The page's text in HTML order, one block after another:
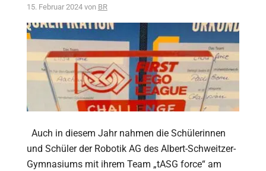
15. Februar 2024von BR
Auch in diesem Jahr nahmen die Schülerinnen
und Schüler der Robotik AG des Albert-Schweitzer-
Gymnasiums mit ihrem Team „tASG force“ am